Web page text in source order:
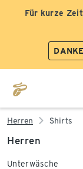
Für kurze
Herren Shirts
Herren
Unterwäsche